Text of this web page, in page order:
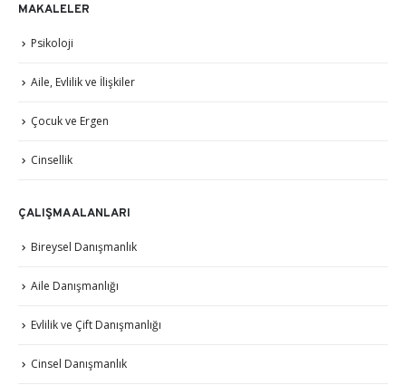
MAKALELER
Psikoloji
Aile, Evlilik ve İlişkiler
Çocuk ve Ergen
Cinsellik
ÇALIŞMA ALANLARI
Bireysel Danışmanlık
Aile Danışmanlığı
Evlilik ve Çift Danışmanlığı
Cinsel Danışmanlık